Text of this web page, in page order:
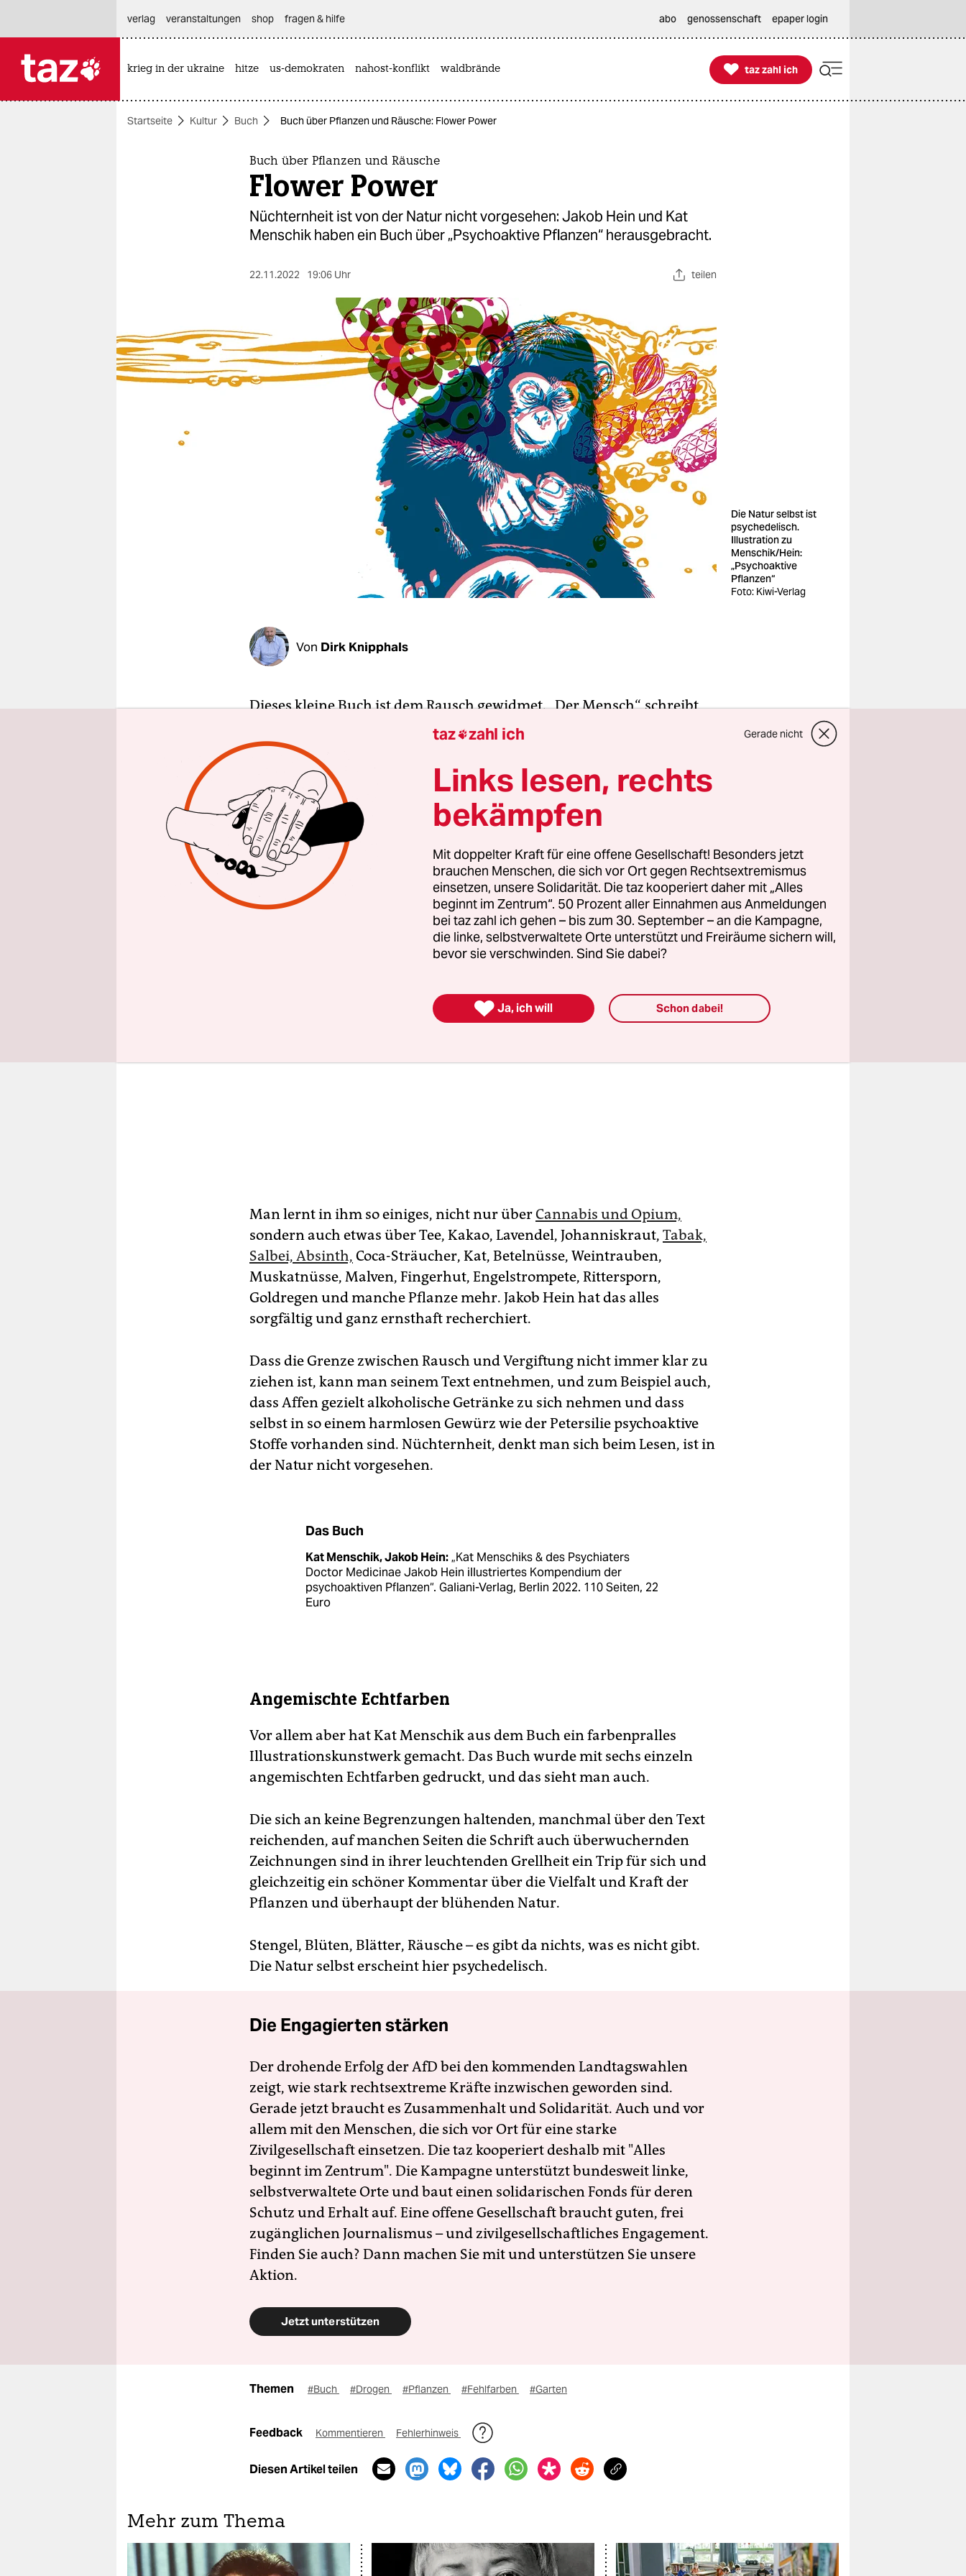
themen
nord
wahrheit
verlag
veranstaltungen shop fragen & hilfe abo genossenschaft epaper login
krieg in der ukraine hitze us-demokraten nahost-konflikt waldbrände 
taz zahl ich
taz zahl ich
Startseite Kultur Buch Buch über Pflanzen und Räusche: Flower Power
Buch über Pflanzen und Räusche
Flower Power
Nüchternheit ist von der Natur nicht vorgesehen: Jakob Hein und Kat
Menschik haben ein Buch über „Psychoaktive Pflanzen“ herausgebracht.
22.11.2022 19:06 Uhr teilen
Die Natur selbst ist
psychedelisch.
Illustration zu
Menschik/Hein:
„Psychoaktive
Pflanzen“
Foto: Kiwi-Verlag
Von Dirk Knipphals
Dieses kleine Buch ist dem Rausch gewidmet. „Der Mensch“, schreibt
Jakob Hein im Vorwort, „liebt den Rausch.“ Und um sich zu
berauschen, haben die Menschen „zu allen Zeiten und auf allen
Erdteilen auf jede erdenkliche Art Pflanzen konsumiert“.
Als der Schriftsteller und Psychiater einmal mit der Illustratorin Kat
Menschik in deren Garten saß, all das Blühen um sie herum
wahrnahm und Kuchen aß, kam also die Idee auf, ein kleines
Kompendium der psychoaktiven Pflanzen zu schreiben. Und das
haben die beiden dann auch gemacht – ein wunderbares
Geschenkbuch kam dabei heraus.
Man lernt in ihm so einiges, nicht nur überCannabis und Opium,
sondern auch etwas über Tee, Kakao, Lavendel, Johanniskraut, Tabak,
Salbei, Absinth, Coca-Sträucher, Kat, Betelnüsse, Weintrauben,
Muskatnüsse, Malven, Fingerhut, Engelstrompete, Rittersporn,
Goldregen und manche Pflanze mehr. Jakob Hein hat das alles
sorgfältig und ganz ernsthaft recherchiert.
Dass die Grenze zwischen Rausch und Vergiftung nicht immer klar zu
ziehen ist, kann man seinem Text entnehmen, und zum Beispiel auch,
dass Affen gezielt alkoholische Getränke zu sich nehmen und dass
selbst in so einem harmlosen Gewürz wie der Petersilie psychoaktive
Stoffe vorhanden sind. Nüchternheit, denkt man sich beim Lesen, ist in
der Natur nicht vorgesehen.
Das Buch
Kat Menschik, Jakob Hein:„Kat Menschiks & des Psychiaters
Doctor Medicinae Jakob Hein illustriertes Kompendium der
psychoaktiven Pflanzen“. Galiani-Verlag, Berlin 2022. 110 Seiten, 22
Euro
Angemischte Echtfarben
Vor allem aber hat Kat Menschik aus dem Buch ein farbenpralles
Illustrationskunstwerk gemacht. Das Buch wurde mit sechs einzeln
angemischten Echtfarben gedruckt, und das sieht man auch.
Die sich an keine Begrenzungen haltenden, manchmal über den Text
reichenden, auf manchen Seiten die Schrift auch überwuchernden
Zeichnungen sind in ihrer leuchtenden Grellheit ein Trip für sich und
gleichzeitig ein schöner Kommentar über die Vielfalt und Kraft der
Pflanzen und überhaupt der blühenden Natur.
Stengel, Blüten, Blätter, Räusche – es gibt da nichts, was es nicht gibt.
Die Natur selbst erscheint hier psychedelisch.
Die Engagierten stärken
Der drohende Erfolg der AfD bei den kommenden Landtagswahlen
zeigt, wie stark rechtsextreme Kräfte inzwischen geworden sind.
Gerade jetzt braucht es Zusammenhalt und Solidarität. Auch und vor
allem mit den Menschen, die sich vor Ort für eine starke
Zivilgesellschaft einsetzen. Die taz kooperiert deshalb mit "Alles
beginnt im Zentrum". Die Kampagne unterstützt bundesweit linke,
selbstverwaltete Orte und baut einen solidarischen Fonds für deren
Schutz und Erhalt auf. Eine offene Gesellschaft braucht guten, frei
zugänglichen Journalismus – und zivilgesellschaftliches Engagement.
Finden Sie auch? Dann machen Sie mit und unterstützen Sie unsere
Aktion.
Jetzt unterstützen
Themen #Buch #Drogen #Pflanzen #Fehlfarben #Garten
Feedback Kommentieren Fehlerhinweis
Diesen Artikel teilen
Mehr zum Thema
taz zahl ich Gerade nicht
Links lesen, rechts
bekämpfen
Mit doppelter Kraft für eine offene Gesellschaft! Besonders jetzt
brauchen Menschen, die sich vor Ort gegen Rechtsextremismus
einsetzen, unsere Solidarität. Die taz kooperiert daher mit „Alles
beginnt im Zentrum“. 50 Prozent aller Einnahmen aus Anmeldungen
bei taz zahl ich gehen – bis zum 30. September – an die Kampagne,
die linke, selbstverwaltete Orte unterstützt und Freiräume sichern will,
bevor sie verschwinden. Sind Sie dabei?
 Ja, ich will Schon dabei!